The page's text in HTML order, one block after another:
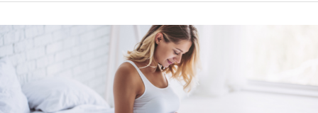
Roanne,
département
Rhône